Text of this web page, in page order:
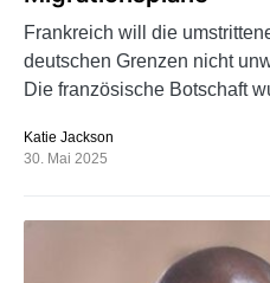
Frankreich will die
deutschen Grenzen nicht
Die französische Botschaft
Katie Jackson
30. Mai 2025